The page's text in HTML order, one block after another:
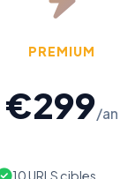
PREMIUM
€299/an
10 URLS cibles